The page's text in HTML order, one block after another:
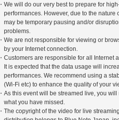
・We will do our very best to prepare for
performances. However, due to the nature
may be temporary pausing and/or
problems.
・We are not responsible for viewing or
by your Internet connection.
・Customers are responsible for all Internet
It is expected that the data usage will
performances. We recommend using a
(Wi-Fi etc) to enhance the quality of your
・As this event will be streamed live, you
what you have missed.
・The copyright of the video for live